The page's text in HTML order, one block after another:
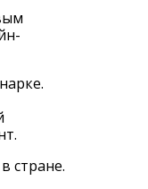
стране.